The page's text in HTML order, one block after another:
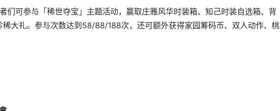
可参与「稀世夺宝」主题活动，赢取庄雅风华时装箱、知己时装自选箱、背
稀大礼。参与次数达到58/88/188次，还可额外获得家园筹码币、双人动作、桃